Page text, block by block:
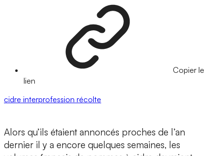
Copier le
lien
cidre interprofession récolte
Alors qu’ils étaient annoncés proches de l’an
dernier il y a encore quelques semaines, les